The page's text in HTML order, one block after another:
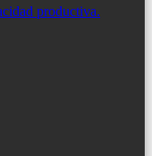
productiva.